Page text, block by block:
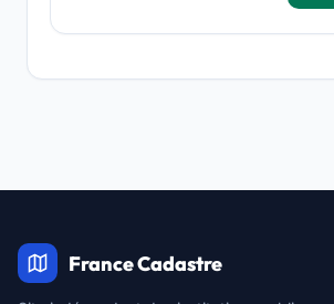
France Cadastre